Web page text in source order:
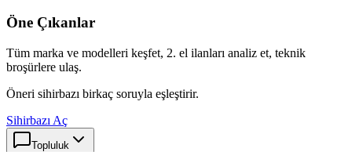
Öne Çıkanlar
Tüm marka ve modelleri keşfet, 2. el ilanları analiz et, teknik
broşürlere ulaş.
Öneri sihirbazı birkaç soruyla eşleştirir.
Sihirbazı Aç
Topluluk